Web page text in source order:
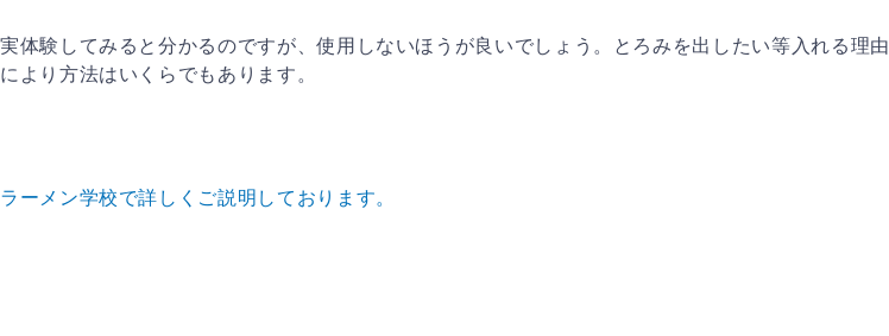
実体験してみると分かるのですが、使用しないほうが良いでしょう。とろみを出したい等入れる理由
により方法はいくらでもあります。
ラーメン学校で詳しくご説明しております。